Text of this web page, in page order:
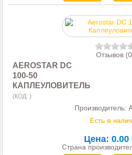
Отзывов
AEROSTAR DC
100-50
КАПЛЕУЛОВИТЕЛЬ
(КОД: )
Производитель:
Есть в
Цена: 0.00
Страна